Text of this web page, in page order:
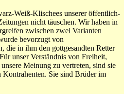
Weiß-Klischees unserer öffentlich-
nicht täuschen. Wir haben in
zwischen zwei Varianten
bevorzugt von
die in ihm den gottgesandten Retter
unser Verständnis von Freiheit,
Meinung zu vertreten, sind sie
Sie sind Brüder im